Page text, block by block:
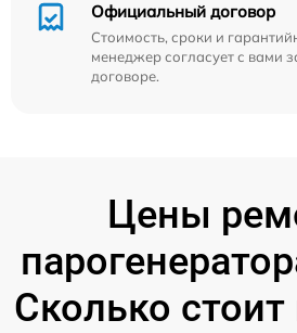
Официальный договор
Стоимость, сроки и
менеджер согласует с вами
договоре.
Цены
Сколько